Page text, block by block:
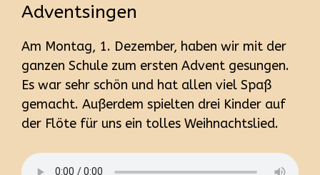
Adventsingen
Am Montag, 1. Dezember, haben wir mit der
ganzen Schule zum ersten Advent gesungen.
Es war sehr schön und hat allen viel Spaß
gemacht. Außerdem spielten drei Kinder auf
der Flöte für uns ein tolles Weihnachtslied.